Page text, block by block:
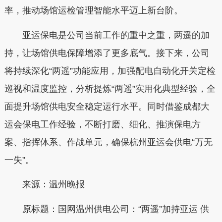
率，推动场馆运检管理智能水平迈上新台阶。
亚运保电是公司当前工作的重中之重，两遥的加
持，让场馆供电保障增添了更多底气。接下来，公司
将持续深化“两遥”功能应用，加强配电自动化开关定检
巡视和温度监控，分析提炼“两遥”实用化典型经验，全
面提升场馆供电安全稳定运行水平。同时借鉴成都大
运会保电工作经验，不断打磨、细化、推演保电方
案、指挥体系、作战单元，确保杭州亚运会供电“万无
一失”。
来源：温州晚报
原标题：国网温州供电公司：“两遥”加持亚运 供